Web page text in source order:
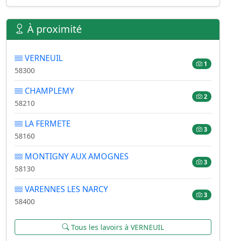
À proximité
VERNEUIL
58300
1
CHAMPLEMY
58210
2
LA FERMETE
58160
3
MONTIGNY AUX AMOGNES
58130
3
VARENNES LES NARCY
58400
3
Tous les lavoirs à VERNEUIL